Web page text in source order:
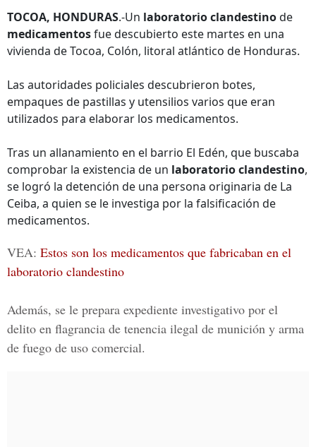
TOCOA, HONDURAS.-Un laboratorio clandestinode
medicamentosfue descubierto este martes en una
vivienda de Tocoa, Colón, litoral atlántico de Honduras.
Las autoridades policiales descubrieron botes,
empaques de pastillas y utensilios varios que eran
utilizados para elaborar los medicamentos.
Tras un allanamiento en el barrio El Edén, que buscaba
comprobar la existencia de un laboratorio clandestino,
se logró la detención de una persona originaria de La
Ceiba, a quien se le investiga por la falsificación de
medicamentos.
VEA: Estos son los medicamentos que fabricaban en el
laboratorio clandestino
Además, se le prepara expediente investigativo por el
delito en flagrancia de tenencia ilegal de munición y arma
de fuego de uso comercial.